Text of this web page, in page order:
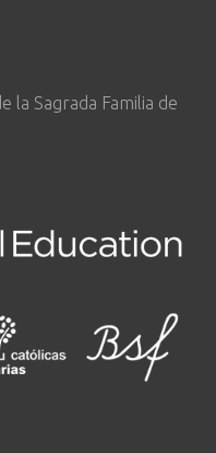
la Sagrada Familia de